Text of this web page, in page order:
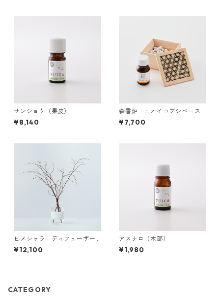
サンショウ（果皮）
¥8,140
森香炉 ニオイコブシベース
《麻の葉》めざめ
¥7,700
ヒメシャラ ディフューザー
セット
¥12,100
アスナロ（木部）
¥1,980
CATEGORY